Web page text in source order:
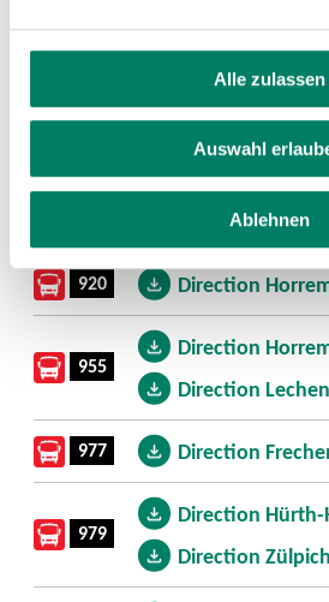
Alle zulassen
Auswahl
Ablehnen
Timetable posters
Direction
920 Direction
955
Direction
Direction
977 Direction
979
Direction
Direction